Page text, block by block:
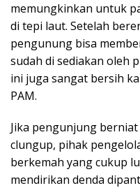
memungkinkan untuk
di tepi laut. Setelah
pengunung bisa
sudah di sediakan oleh
ini juga sangat bersih
PAM.
Jika pengunjung
clungup, pihak
berkemah yang cukup
mendirikan denda